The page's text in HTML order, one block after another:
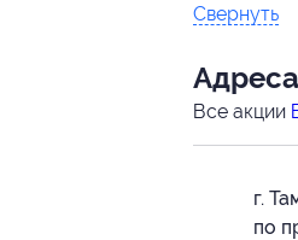
Свернуть
Адресa
Все акции
г.
по